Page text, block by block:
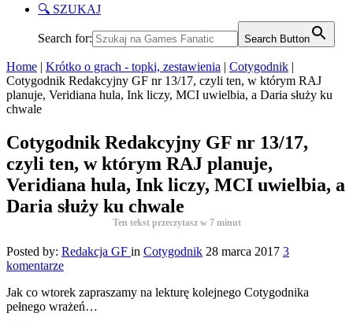
🔍 SZUKAJ
Search for: Search Button
Home | Krótko o grach - topki, zestawienia | Cotygodnik |
Cotygodnik Redakcyjny GF nr 13/17, czyli ten, w którym RAJ
planuje, Veridiana hula, Ink liczy, MCI uwielbia, a Daria służy ku
chwale
Cotygodnik Redakcyjny GF nr 13/17,
czyli ten, w którym RAJ planuje,
Veridiana hula, Ink liczy, MCI uwielbia, a
Daria służy ku chwale
Ten tekst przeczytasz w 7 minut
Posted by: Redakcja GF in Cotygodnik 28 marca 2017 3
komentarze
Jak co wtorek zapraszamy na lekturę kolejnego Cotygodnika
pełnego wrażeń…